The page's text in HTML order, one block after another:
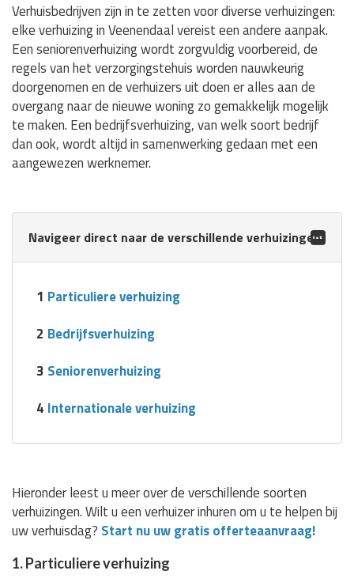
Verhuisbedrijven zijn in te zetten voor diverse verhuizingen:
elke verhuizing in Veenendaal vereist een andere aanpak.
Een seniorenverhuizing wordt zorgvuldig voorbereid, de
regels van het verzorgingstehuis worden nauwkeurig
doorgenomen en de verhuizers uit doen er alles aan de
overgang naar de nieuwe woning zo gemakkelijk mogelijk
te maken. Een bedrijfsverhuizing, van welk soort bedrijf
dan ook, wordt altijd in samenwerking gedaan met een
aangewezen werknemer.
Navigeer direct naar de verschillende verhuizingen:
1 Particuliere verhuizing
2 Bedrijfsverhuizing
3 Seniorenverhuizing
4 Internationale verhuizing
Hieronder leest u meer over de verschillende soorten
verhuizingen. Wilt u een verhuizer inhuren om u te helpen bij
uw verhuisdag? Start nu uw gratis offerteaanvraag!
1. Particuliere verhuizing